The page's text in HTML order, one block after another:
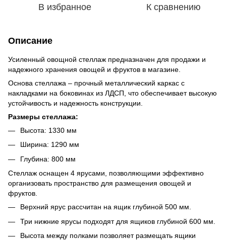
В избранное К сравнению
Описание
Усиленный овощной стеллаж предназначен для продажи и
надежного хранения овощей и фруктов в магазине.
Основа стеллажа – прочный металлический каркас с
накладками на боковинах из ЛДСП, что обеспечивает высокую
устойчивость и надежность конструкции.
Размеры стеллажа:
Высота: 1330 мм
Ширина: 1290 мм
Глубина: 800 мм
Стеллаж оснащен 4 ярусами, позволяющими эффективно
организовать пространство для размещения овощей и
фруктов.
Верхний ярус рассчитан на ящик глубиной 500 мм.
Три нижние ярусы подходят для ящиков глубиной 600 мм.
Высота между полками позволяет размещать ящики